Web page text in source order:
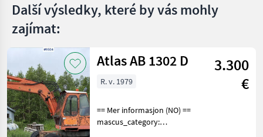
Další výsledky, které by vás mohly
zajímat:
Atlas AB 1302 D
3.300
€
R. v. 1979
== Mer informasjon (NO) ==
mascus_category: